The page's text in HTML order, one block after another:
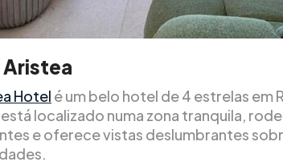
Hotel é um belo hotel de 4 estrelas em
localizado numa zona tranquila,
e oferece vistas deslumbrantes